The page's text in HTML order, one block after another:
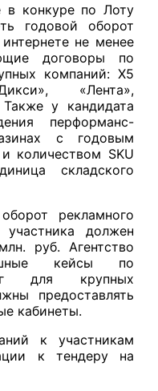
в конкуре по Лоту
годовой оборот
не менее
договоры по
компаний: X5
«Лента»,
у кандидата
перформанс-
с годовым
количеством SKU
складского
рекламного
должен
руб. Агентство
кейсы по
для крупных
предоставлять
кабинеты.
к участникам
к тендеру на